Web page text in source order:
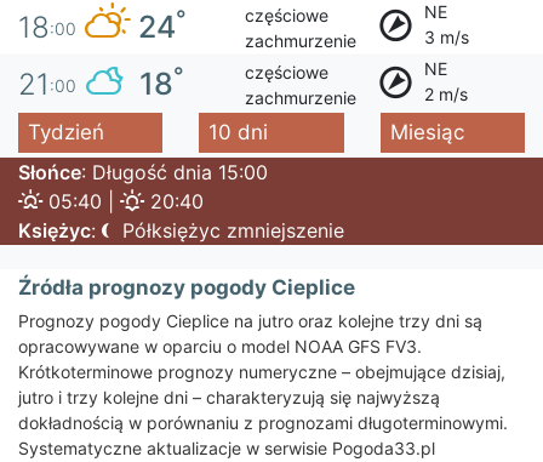
18:00 24°
częściowe
zachmurzenie
NE
3 m/s
21 :00 18°
częściowe
zachmurzenie
NE
2 m/s
Tydzień 10 dni
Miesiąc
Słońce: Długość dnia 15:00
05:40 |
20:40
Księżyc: Półksiężyc zmniejszenie
Źródła prognozy pogody Cieplice
Prognozy pogody Cieplice na jutro oraz kolejne trzy dni są
opracowywane w oparciu o model NOAA GFS FV3.
Krótkoterminowe prognozy numeryczne – obejmujące dzisiaj,
jutro i trzy kolejne dni – charakteryzują się najwyższą
dokładnością w porównaniu z prognozami długoterminowymi.
Systematyczne aktualizacje w serwisie Pogoda33.pl